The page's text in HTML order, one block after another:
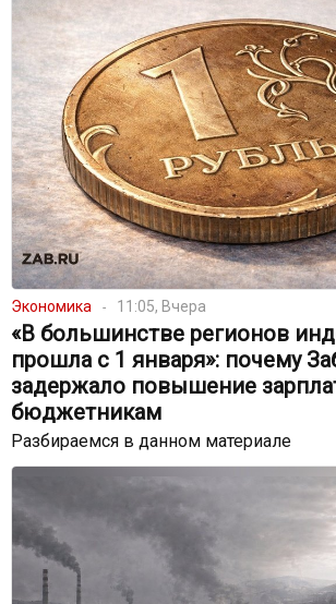
Экономика 11:05, Вчера
«В большинстве регионов
прошла с 1 января»: почему
задержало повышение
бюджетникам
Разбираемся в данном материале